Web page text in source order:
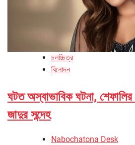
চলচ্চিত্র
বিনোদন
ঘটত অস্বাভাবিক ঘটনা,
জাদুর সন্দেহ
Nabochatona Desk